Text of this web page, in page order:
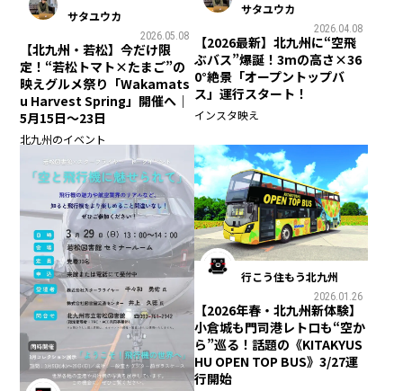
サタユウカ
2026.05.08
【北九州・若松】今だけ限
定！“若松トマト×たまご”の
映えグルメ祭り「Wakamats
u Harvest Spring」開催へ｜
5月15日〜23日
北九州のイベント
サタユウカ
2026.04.08
【2026最新】北九州に“空飛
ぶバス”爆誕！3mの高さ×36
0°絶景「オープントップバ
ス」運行スタート！
インスタ映え
行こう住もう北九州
2026.01.26
【2026年春・北九州新体験】
小倉城も門司港レトロも“空か
ら”巡る！話題の《KITAKYUS
HU OPEN TOP BUS》3/27運
行開始